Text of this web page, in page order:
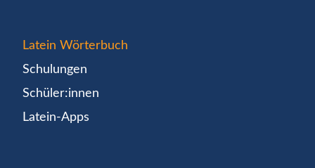
Latein Wörterbuch
Schulungen
Schüler:innen
Latein-Apps